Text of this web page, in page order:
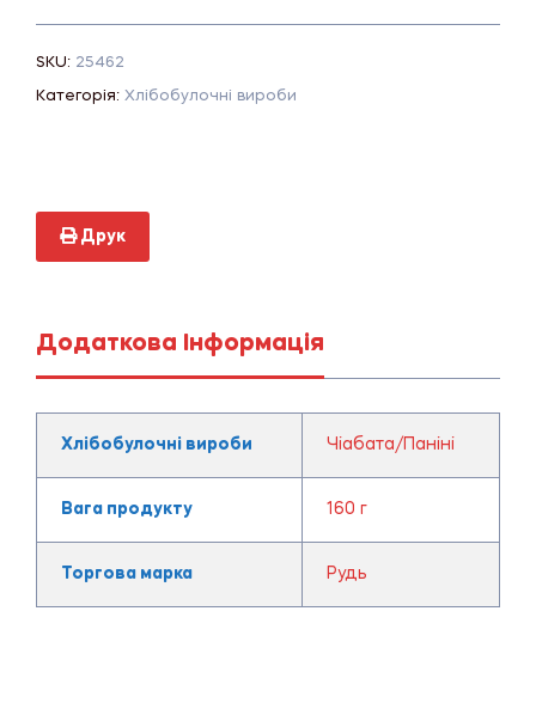
SKU: 25462
Категорія: Хлібобулочні вироби
Друк
Додаткова Інформація
Хлібобулочні вироби Чіабата/Паніні
Вага продукту 160 г
Торгова марка Рудь